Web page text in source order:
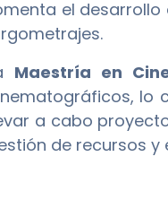
el
Maestría en
lo
a cabo
de recursos y